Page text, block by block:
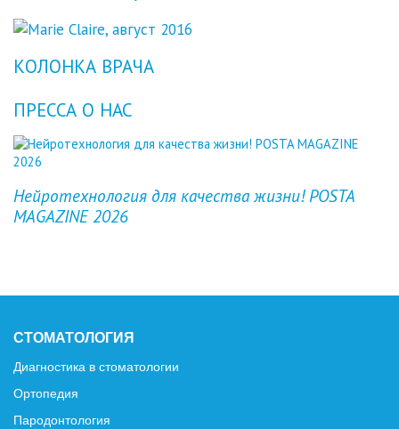
КОЛОНКА ВРАЧА
ПРЕССА О НАС
Нейротехнология для качества жизни! POSTA
MAGAZINE 2026
Previous
СТОМАТОЛОГИЯ
Диагностика в стоматологии
Ортопедия
Пародонтология